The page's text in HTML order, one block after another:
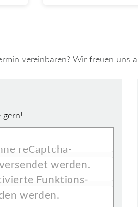
vereinbaren? Wir freuen uns
gern!
reCaptcha-
werden.
Funktions-
werden.